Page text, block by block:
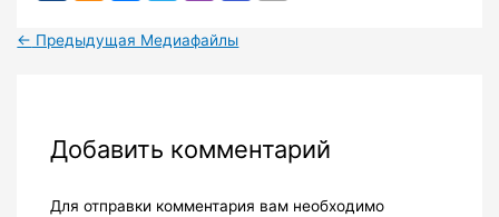
← Предыдущая Медиафайлы
Добавить комментарий
Для отправки комментария вам необходимо